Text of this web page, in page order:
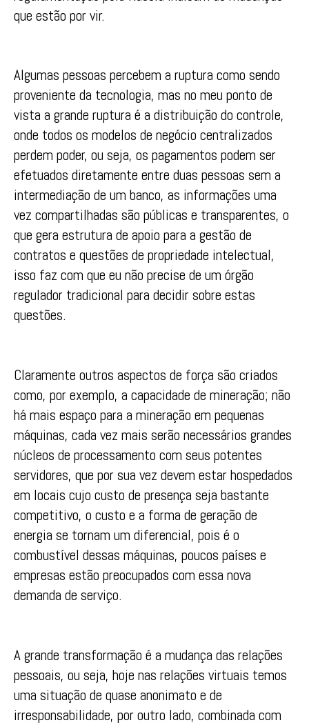
que estão por vir.
Algumas pessoas percebem a ruptura como sendo
proveniente da tecnologia, mas no meu ponto de
vista a grande ruptura é a distribuição do controle,
onde todos os modelos de negócio centralizados
perdem poder, ou seja, os pagamentos podem ser
efetuados diretamente entre duas pessoas sem a
intermediação de um banco, as informações uma
vez compartilhadas são públicas e transparentes, o
que gera estrutura de apoio para a gestão de
contratos e questões de propriedade intelectual,
isso faz com que eu não precise de um órgão
regulador tradicional para decidir sobre estas
questões.
Claramente outros aspectos de força são criados
como, por exemplo, a capacidade de mineração; não
há mais espaço para a mineração em pequenas
máquinas, cada vez mais serão necessários grandes
núcleos de processamento com seus potentes
servidores, que por sua vez devem estar hospedados
em locais cujo custo de presença seja bastante
competitivo, o custo e a forma de geração de
energia se tornam um diferencial, pois é o
combustível dessas máquinas, poucos países e
empresas estão preocupados com essa nova
demanda de serviço.
A grande transformação é a mudança das relações
pessoais, ou seja, hoje nas relações virtuais temos
uma situação de quase anonimato e de
irresponsabilidade, por outro lado, combinada com